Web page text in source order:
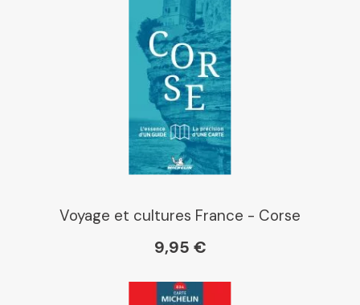
Voyage et cultures France - Corse
9,95 €